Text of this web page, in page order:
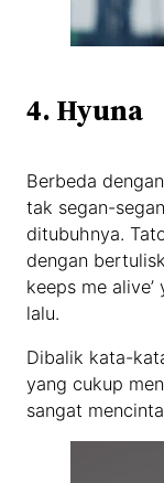
4. Hyuna
Berbeda
tak segan-
ditubuhnya.
dengan
keeps me
lalu.
Dibalik kata-
yang cukup
sangat